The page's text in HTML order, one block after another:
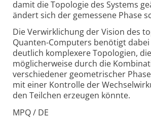
damit die Topologie des Systems
ändert sich der gemessene Phase
Die Verwirklichung der Vision des
Quanten-Computers benötigt
deutlich komplexere Topologien,
möglicherweise durch die
verschiedener geometrischer
mit einer Kontrolle der
den Teilchen erzeugen könnte.
MPQ / DE